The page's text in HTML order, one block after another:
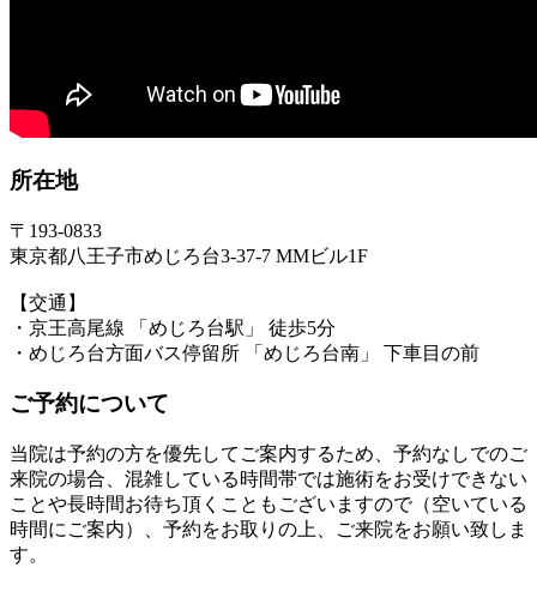
所在地
〒193-0833
東京都八王子市めじろ台3-37-7 MMビル1F
【交通】
・京王高尾線 「めじろ台駅」 徒歩5分
・めじろ台方面バス停留所 「めじろ台南」 下車目の前
ご予約について
当院は予約の方を優先してご案内するため、予約なしでのご
来院の場合、混雑している時間帯では施術をお受けできない
ことや長時間お待ち頂くこともございますので（空いている
時間にご案内）、予約をお取りの上、ご来院をお願い致しま
す。